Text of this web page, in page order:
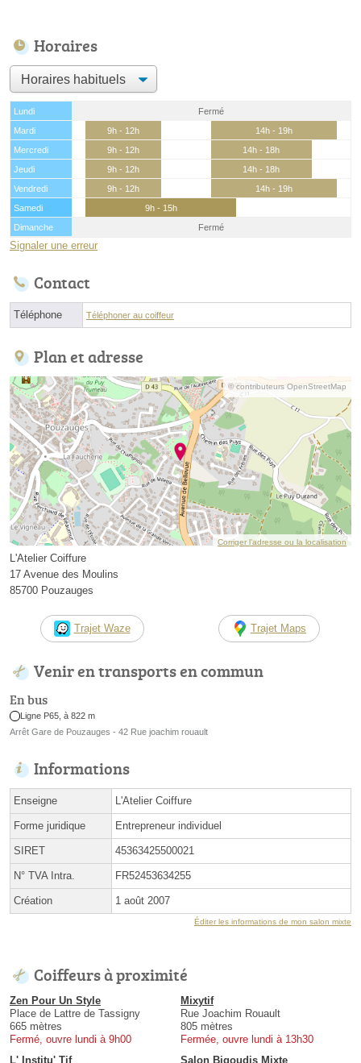
Horaires
Lundi
Fermé
Mardi
9h - 12h
14h - 19h
Mercredi
9h - 12h
14h - 18h
Jeudi
9h - 12h
14h - 18h
Vendredi
9h - 12h
14h - 19h
Samedi
9h - 15h
Dimanche
Fermé
Signaler une erreur
Contact
Téléphone Téléphoner au coiffeur
Plan et adresse
© contributeurs OpenStreetMap
Corriger l’adresse ou la localisation
L'Atelier Coiffure
17 Avenue des Moulins
85700 Pouzauges
Trajet Waze Trajet Maps
Venir en transports en commun
En bus
Ligne P65, à 822 m
Arrêt Gare de Pouzauges - 42 Rue joachim rouault
Informations
Enseigne L'Atelier Coiffure
Forme juridique Entrepreneur individuel
SIRET 45363425500021
N° TVA Intra. FR52453634255
Création 1 août 2007
Éditer les informations de mon salon mixte
Coiffeurs à proximité
Zen Pour Un Style
Place de Lattre de Tassigny
665 mètres
Fermé, ouvre lundi à 9h00
Mixytif
Rue Joachim Rouault
805 mètres
Fermée, ouvre lundi à 13h30
L' Institu' Tif
Salon Bigoudis Mixte